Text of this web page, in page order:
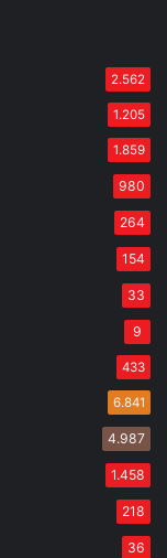
2.562
1.205
1.859
980
264
154
33
9
433
6.841
4.987
1.458
218
36